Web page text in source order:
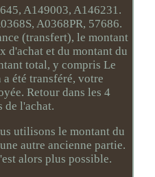
A149003, A146231.
A0368PR, 57686.
(transfert), le montant
d'achat et du montant du
total, y compris Le
été transféré, votre
Retour dans les 4
de l'achat.
utilisons le montant du
autre ancienne partie.
alors plus possible.